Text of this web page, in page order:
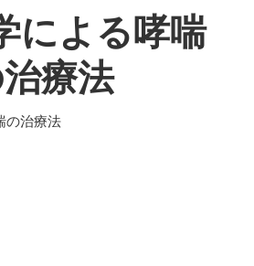
による哮喘
療法